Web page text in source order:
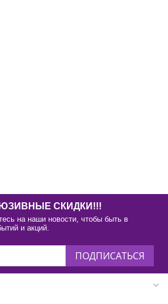
СКИДКИ!!!
на наши новости, чтобы быть в
и акций.
ПОДПИСАТЬСЯ